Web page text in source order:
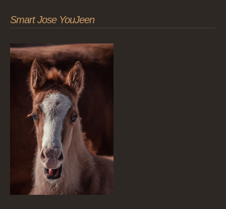
Smart Jose YouJeen